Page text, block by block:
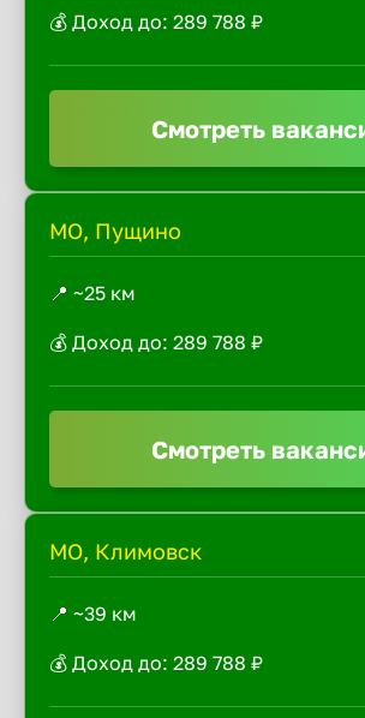
💰 Доход до: 289 788 ₽
Смотреть
МО, Пущино
📍 ~25 км
💰 Доход до: 289 788 ₽
Смотреть
МО, Климовск
📍 ~39 км
💰 Доход до: 289 788 ₽